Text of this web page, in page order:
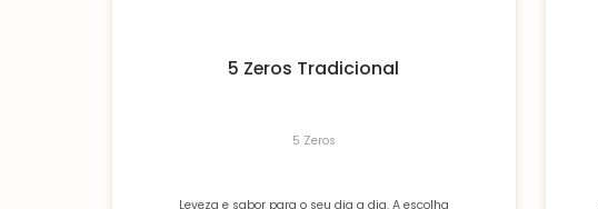
5 Zeros Tradicional
5 Zeros
Leveza e sabor para o seu dia a dia. A escolha